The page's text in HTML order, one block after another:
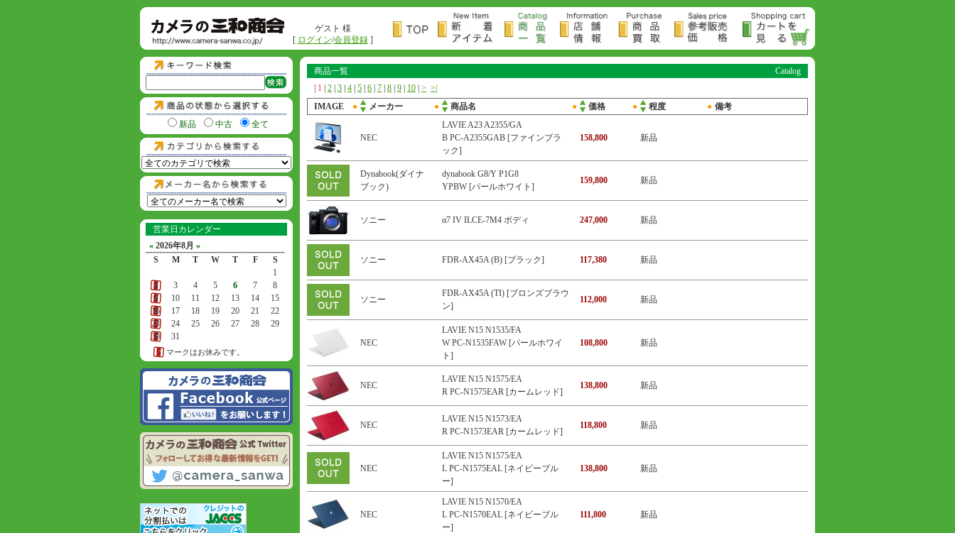
ゲスト 様
[ ログイン/会員登録]
新品 中古 全て
営業日カレンダー
« 2026年8月 »
S
M T W T F
S
1
2
3 4 5 6 7
8
9
10 11 12 13 14
15
16
17 18 19 20 21
22
23
24 25 26 27 28
29
30
31
マークはお休みです。
Catalog
商品一覧
1 2 3 4 5 6 7 8 9 10 > >|
IMAGE
● メーカー ● 商品名 ● 価格 ● 程度 ● 備考
NEC
LAVIE A23 A2355/GA
B PC-A2355GAB [ファインブラ
ック]
158,800 新品
Dynabook(ダイナ
ブック)
dynabook G8/Y P1G8
YPBW [パールホワイト]
159,800 新品
ソニー α7 IV ILCE-7M4 ボディ 247,000 新品
ソニー FDR-AX45A (B) [ブラック] 117,380 新品
ソニー
FDR-AX45A (TI) [ブロンズブラウ
ン]
112,000 新品
NEC
LAVIE N15 N1535/FA
W PC-N1535FAW [パールホワイ
ト]
108,800 新品
NEC
LAVIE N15 N1575/EA
R PC-N1575EAR [カームレッド]
138,800 新品
NEC
LAVIE N15 N1573/EA
R PC-N1573EAR [カームレッド]
118,800 新品
NEC
LAVIE N15 N1575/EA
L PC-N1575EAL [ネイビーブル
ー]
138,800 新品
NEC
LAVIE N15 N1570/EA
L PC-N1570EAL [ネイビーブル
ー]
111,800 新品